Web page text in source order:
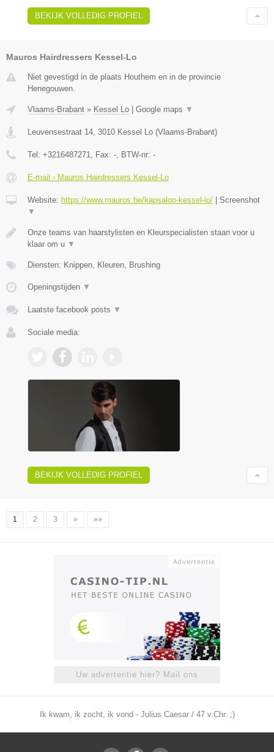
BEKIJK VOLLEDIG PROFIEL
Mauros Hairdressers Kessel-Lo
Niet gevestigd in de plaats Houthem en in de provincie
Henegouwen.
Vlaams-Brabant » Kessel Lo Google maps ▼
Leuvensestraat 14 3010 Kessel Lo (Vlaams-Brabant)
Tel: +3216487271 , Fax: - , BTW-nr: -
E-mail › Mauros Hairdressers Kessel-Lo
Website: https://www.mauros.be/kapsalon-kessel-lo/
Screenshot
▼
Onze teams van haarstylisten en Kleurspecialisten staan voor u
klaar om u ▼
Diensten: Knippen, Kleuren, Brushing
Openingstijden ▼
Laatste facebook posts ▼
Sociale media:
BEKIJK VOLLEDIG PROFIEL
1 2 3 » »»
Uw advertentie hier? Mail ons
Ik kwam, ik zocht, ik vond - Julius Caesar / 47 v.Chr. ;)